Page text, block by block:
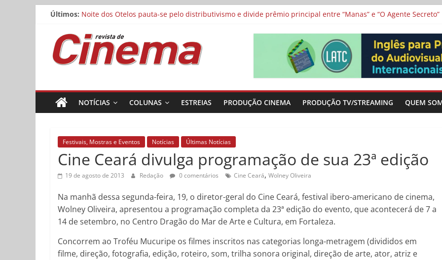
Pular
conteúdo
Últimos:
Matheus Nachtergaele e Gregório Duvivier protagonizam adaptação brasileira de série argentina para o
Noite dos Otelos pauta-se pelo distributivismo e divide prêmio principal entre “Manas” e “O Agente Secreto”
Estão abertas as inscrições para o Festival Curta Cinema
Concurso Cine.Ema abre inscrições para alunos de escolas públicas
Revista
de
Cinema
NOTÍCIAS COLUNAS ESTREIAS PRODUÇÃO CINEMA PRODUÇÃO TV/STREAMING QUEM
Festivais, Mostras e Eventos Notícias Últimas Notícias
Cine Ceará divulga programação de sua 23ª edição
19 de agosto de 2013 Redação 0 comentários Cine Ceará, Wolney Oliveira
Na manhã dessa segunda-feira, 19, o diretor-geral do Cine Ceará, festival ibero-americano de cinema,
Wolney Oliveira, apresentou a programação completa da 23ª edição do evento, que acontecerá de 7 a
14 de setembro, no Centro Dragão do Mar de Arte e Cultura, em Fortaleza.
Concorrem ao Troféu Mucuripe os filmes inscritos nas categorias longa-metragem (divididos em
filme, direção, fotografia, edição, roteiro, som, trilha sonora original, direção de arte, ator, atriz e